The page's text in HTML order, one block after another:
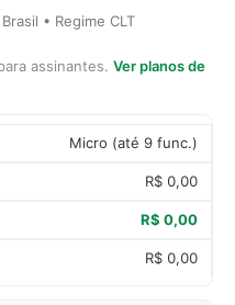
• Regime CLT
assinantes. Ver planos de
Micro (até 9 func.)
R$ 0,00
R$ 0,00
R$ 0,00